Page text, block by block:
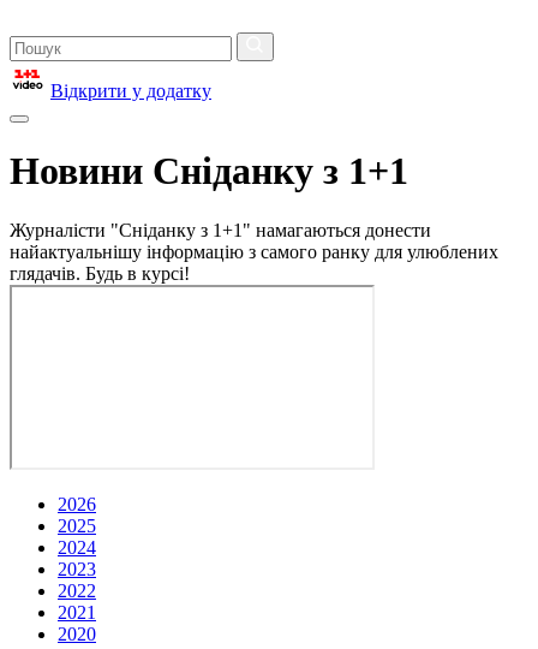
Відкрити у додатку
Новини Сніданку з 1+1
Журналісти "Сніданку з 1+1" намагаються донести
найактуальнішу інформацію з самого ранку для улюблених
глядачів. Будь в курсі!
2026
2025
2024
2023
2022
2021
2020